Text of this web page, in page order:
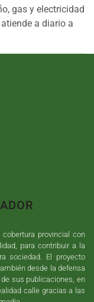
gas y electricidad
a diario a
provincial con
para contribuir a la
sociedad. El proyecto
desde la defensa
sus publicaciones, en
calle gracias a las